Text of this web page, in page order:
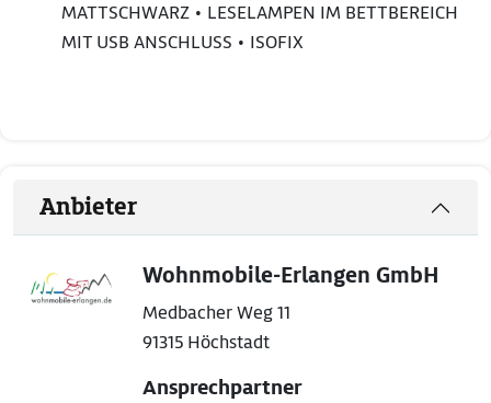
MATTSCHWARZ • LESELAMPEN IM BETTBEREICH
MIT USB ANSCHLUSS • ISOFIX
Anbieter
Wohnmobile-Erlangen GmbH
Medbacher Weg 11
91315 Höchstadt
Ansprechpartner